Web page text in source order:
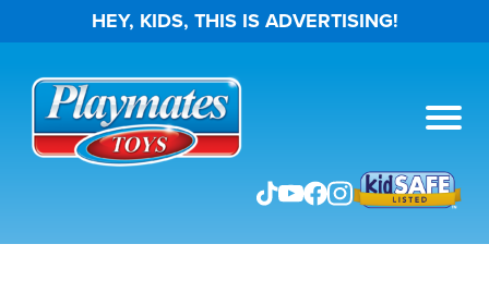
HEY, KIDS, THIS IS ADVERTISING!